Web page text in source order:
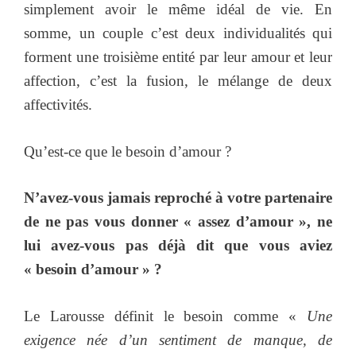
simplement avoir le même idéal de vie. En
somme, un couple c’est deux individualités qui
forment une troisième entité par leur amour et leur
affection, c’est la fusion, le mélange de deux
affectivités.
Qu’est-ce que le besoin d’amour ?
N’avez-vous jamais reproché à votre partenaire
de ne pas vous donner « assez d’amour », ne
lui avez-vous pas déjà dit que vous aviez
« besoin d’amour » ?
Le Larousse définit le besoin comme « Une
exigence née d’un sentiment de manque, de